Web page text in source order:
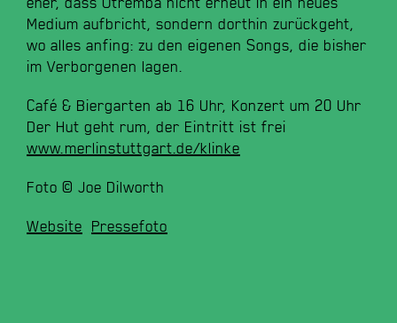
Medium aufbricht, sondern dorthin zurückgeht,
wo alles anfing: zu den eigenen Songs, die bisher
im Verborgenen lagen.
Café & Biergarten ab 16 Uhr, Konzert um 20 Uhr
Der Hut geht rum, der Eintritt ist frei
www.merlinstuttgart.de/klinke
Foto © Joe Dilworth
Website Pressefoto